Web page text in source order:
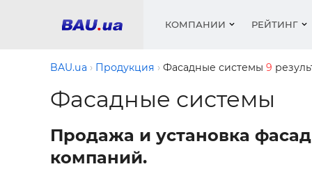
КОМПАНИИ РЕЙТИНГ
BAU.ua Продукция Фасадные системы 9
Фасадные системы
Продажа и установка
компаний.